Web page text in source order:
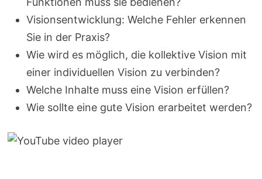
Visionsentwicklung: Welche Fehler erkennen
Sie in der Praxis?
Wie wird es möglich, die kollektive Vision mit
einer individuellen Vision zu verbinden?
Welche Inhalte muss eine Vision erfüllen?
Wie sollte eine gute Vision erarbeitet werden?